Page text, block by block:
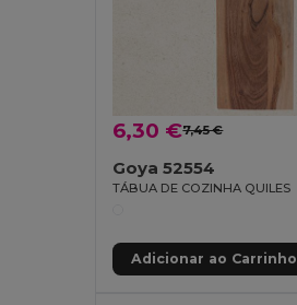
6,30 €7,45 €
Goya 52554
TÁBUA DE COZINHA QUILES
Adicionar ao Carrinho